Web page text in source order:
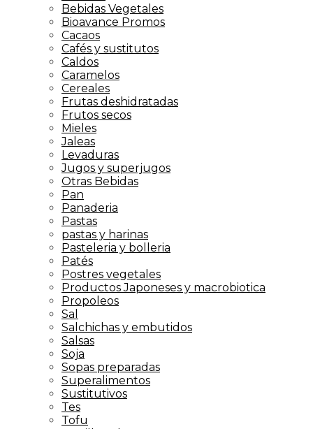
Bebidas Vegetales
Bioavance Promos
Cacaos
Cafés y sustitutos
Caldos
Caramelos
Cereales
Frutas deshidratadas
Frutos secos
Mieles
Jaleas
Levaduras
Jugos y superjugos
Otras Bebidas
Pan
Panaderia
Pastas
pastas y harinas
Pasteleria y bolleria
Patés
Postres vegetales
Productos Japoneses y macrobiotica
Propoleos
Sal
Salchichas y embutidos
Salsas
Soja
Sopas preparadas
Superalimentos
Sustitutivos
Tes
Tofu